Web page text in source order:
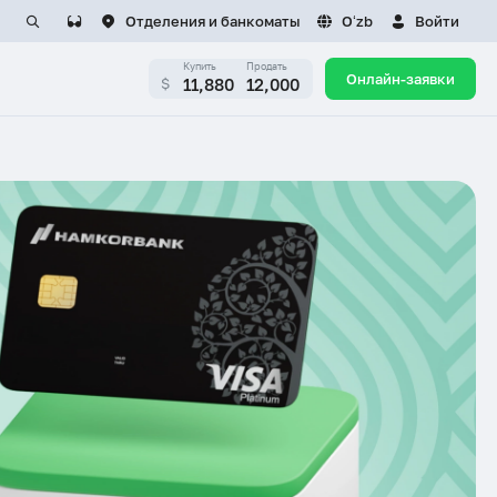
приемная
с
принятым
условий
Отправить резюме
Назначения
Отделения и банкоматы Oʻzb Войти
БЕЗОПАСНОСТЬ КЛИЕНТОВ
Опасность APK-файлов
Мошенники действуют под
видом сотрудников банка
Осторожно: мошенники
используют дипфейки!
Учитесь и проверяйте с
FINLIT.UZ
Финансовая грамотность —
самая сильная защита
$
Купить
11,880
Продать
12,000 Онлайн-заявки